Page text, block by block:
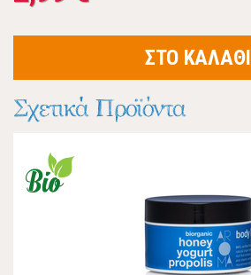
ΣΤΟ ΚΑΛΑΘΙ
Σχετικά Προϊόντα